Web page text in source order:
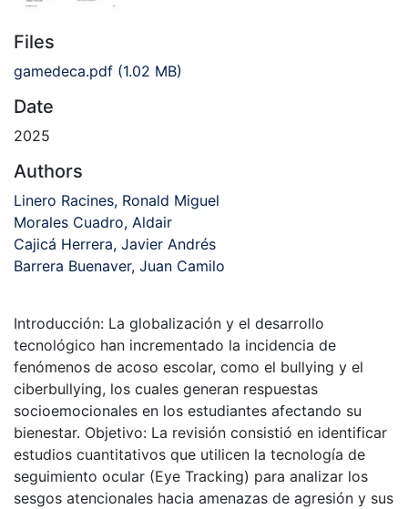
Files
gamedeca.pdf (1.02 MB)
Date
2025
Authors
Linero Racines, Ronald Miguel
Morales Cuadro, Aldair
Cajicá Herrera, Javier Andrés
Barrera Buenaver, Juan Camilo
Introducción: La globalización y el desarrollo
tecnológico han incrementado la incidencia de
fenómenos de acoso escolar, como el bullying y el
ciberbullying, los cuales generan respuestas
socioemocionales en los estudiantes afectando su
bienestar. Objetivo: La revisión consistió en identificar
estudios cuantitativos que utilicen la tecnología de
seguimiento ocular (Eye Tracking) para analizar los
sesgos atencionales hacia amenazas de agresión y sus